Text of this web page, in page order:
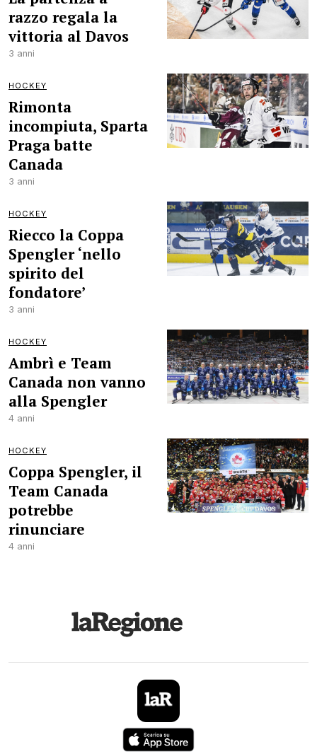
razzo regala la
vittoria al Davos
3 anni
HOCKEY
Rimonta
incompiuta, Sparta
Praga batte
Canada
3 anni
HOCKEY
Riecco la Coppa
Spengler ‘nello
spirito del
fondatore’
3 anni
HOCKEY
Ambrì e Team
Canada non vanno
alla Spengler
4 anni
HOCKEY
Coppa Spengler, il
Team Canada
potrebbe
rinunciare
4 anni